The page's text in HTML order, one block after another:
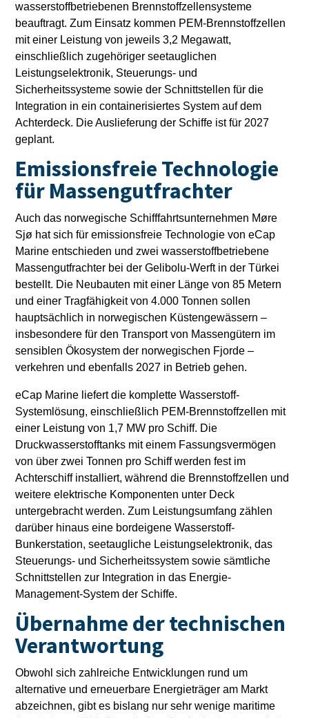
wasserstoffbetriebenen Brennstoffzellensysteme
beauftragt. Zum Einsatz kommen PEM-Brennstoffzellen
mit einer Leistung von jeweils 3,2 Megawatt,
einschließlich zugehöriger seetauglichen
Leistungselektronik, Steuerungs- und
Sicherheitssysteme sowie der Schnittstellen für die
Integration in ein containerisiertes System auf dem
Achterdeck. Die Auslieferung der Schiffe ist für 2027
geplant.
Emissionsfreie Technologie
für Massengutfrachter
Auch das norwegische Schifffahrtsunternehmen Møre
Sjø hat sich für emissionsfreie Technologie von eCap
Marine entschieden und zwei wasserstoffbetriebene
Massengutfrachter bei der Gelibolu-Werft in der Türkei
bestellt. Die Neubauten mit einer Länge von 85 Metern
und einer Tragfähigkeit von 4.000 Tonnen sollen
hauptsächlich in norwegischen Küstengewässern –
insbesondere für den Transport von Massengütern im
sensiblen Ökosystem der norwegischen Fjorde –
verkehren und ebenfalls 2027 in Betrieb gehen.
eCap Marine liefert die komplette Wasserstoff-
Systemlösung, einschließlich PEM-Brennstoffzellen mit
einer Leistung von 1,7 MW pro Schiff. Die
Druckwasserstofftanks mit einem Fassungsvermögen
von über zwei Tonnen pro Schiff werden fest im
Achterschiff installiert, während die Brennstoffzellen und
weitere elektrische Komponenten unter Deck
untergebracht werden. Zum Leistungsumfang zählen
darüber hinaus eine bordeigene Wasserstoff-
Bunkerstation, seetaugliche Leistungselektronik, das
Steuerungs- und Sicherheitssystem sowie sämtliche
Schnittstellen zur Integration in das Energie-
Management-System der Schiffe.
Übernahme der technischen
Verantwortung
Obwohl sich zahlreiche Entwicklungen rund um
alternative und erneuerbare Energieträger am Markt
abzeichnen, gibt es bislang nur sehr wenige maritime